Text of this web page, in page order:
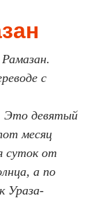
с
Это девятый
месяц
суток от
а по
Ураза-